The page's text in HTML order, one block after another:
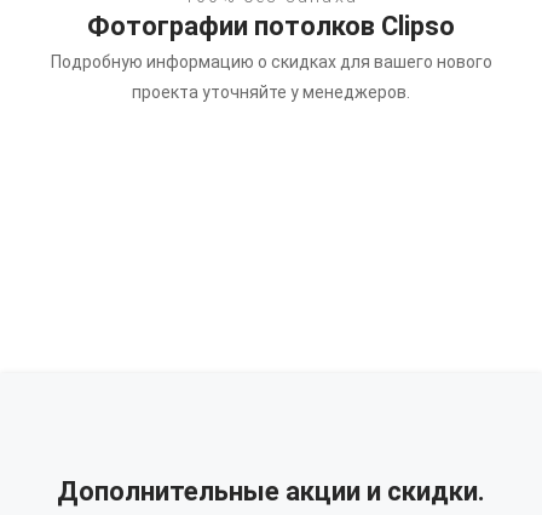
Фотографии потолков Clipso
Подробную информацию о скидках для вашего нового
проекта уточняйте у менеджеров.
Дополнительные акции и скидки.